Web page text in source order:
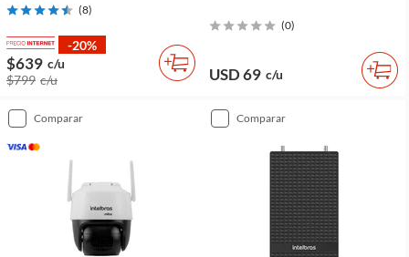
(8)
-20%
$639 c/u
$799 c/u
(0)
USD 69 c/u
comparar comparar